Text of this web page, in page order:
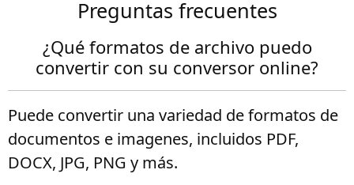
Preguntas frecuentes
¿Qué formatos de archivo puedo
convertir con su conversor online?
Puede convertir una variedad de formatos de
documentos e imagenes, incluidos PDF,
DOCX, JPG, PNG y más.